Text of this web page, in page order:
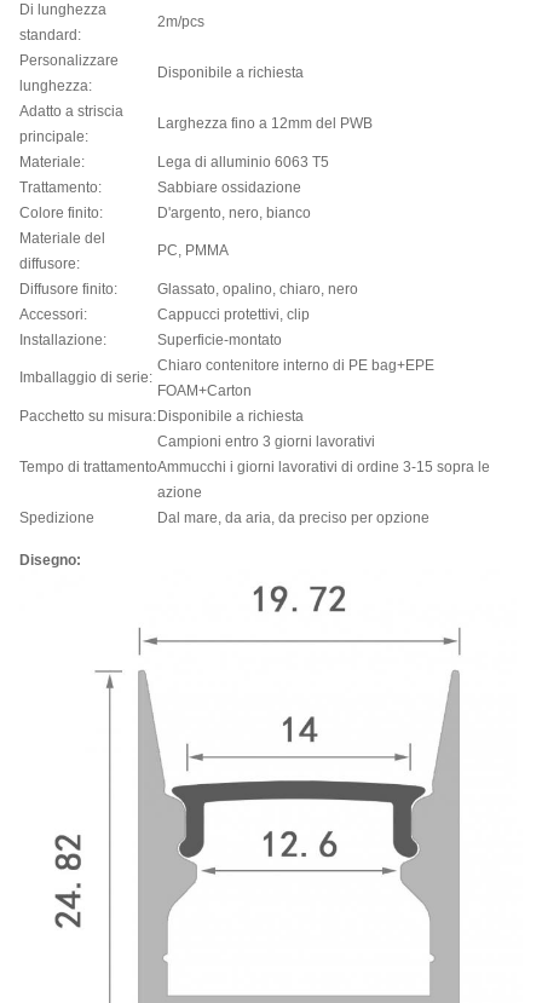
Di lunghezza
standard:
2m/pcs
Personalizzare
lunghezza:
Disponibile a richiesta
Adatto a striscia
principale:
Larghezza fino a 12mm del PWB
Materiale:
Lega di alluminio 6063 T5
Trattamento:
Sabbiare ossidazione
Colore finito:
D'argento, nero, bianco
Materiale del
diffusore:
PC, PMMA
Diffusore finito:
Glassato, opalino, chiaro, nero
Accessori:
Cappucci protettivi, clip
Installazione:
Superficie-montato
Imballaggio di serie:
Chiaro contenitore interno di PE bag+EPE
FOAM+Carton
Pacchetto su misura: Disponibile a richiesta
Tempo di trattamento
Campioni entro 3 giorni lavorativi
Ammucchi i giorni lavorativi di ordine 3-15 sopra le
azione
Spedizione
Dal mare, da aria, da preciso per opzione
Disegno: